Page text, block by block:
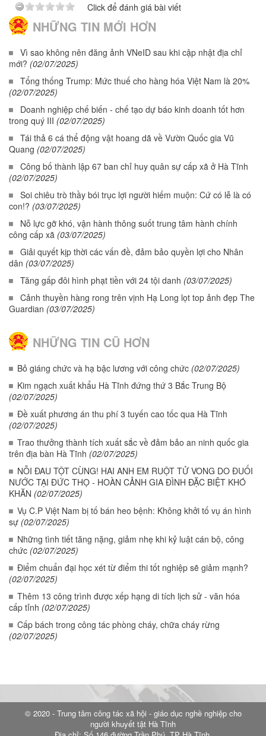
Click để đánh giá bài viết
NHỮNG TIN MỚI HƠN
Vì sao không nên đăng ảnh VNeID sau khi cập nhật địa chỉ
mới? (02/07/2025)
Tổng thống Trump: Mức thuế cho hàng hóa Việt Nam là 20%
(02/07/2025)
Doanh nghiệp chế biến - chế tạo dự báo kinh doanh tốt hơn
trong quý III (02/07/2025)
Tái thả 6 cá thể động vật hoang dã về Vườn Quốc gia Vũ
Quang (02/07/2025)
Công bố thành lập 67 ban chỉ huy quân sự cấp xã ở Hà Tĩnh
(02/07/2025)
Soi chiêu trò thầy bói trục lợi người hiếm muộn: Cứ có lễ là có
con!? (03/07/2025)
Nỗ lực gỡ khó, vận hành thông suốt trung tâm hành chính
công cấp xã (03/07/2025)
Giải quyết kịp thời các vấn đề, đảm bảo quyền lợi cho Nhân
dân (03/07/2025)
Tăng gấp đôi hình phạt tiền với 24 tội danh (03/07/2025)
Cảnh thuyền hàng rong trên vịnh Hạ Long lọt top ảnh đẹp The
Guardian (03/07/2025)
NHỮNG TIN CŨ HƠN
Bỏ giáng chức và hạ bậc lương với công chức (02/07/2025)
Kim ngạch xuất khẩu Hà Tĩnh đứng thứ 3 Bắc Trung Bộ
(02/07/2025)
Đề xuất phương án thu phí 3 tuyến cao tốc qua Hà Tĩnh
(02/07/2025)
Trao thưởng thành tích xuất sắc về đảm bảo an ninh quốc gia
trên địa bàn Hà Tĩnh (02/07/2025)
NỖI ĐAU TỘT CÙNG! HAI ANH EM RUỘT TỬ VONG DO ĐUỐI
NƯỚC TẠI ĐỨC THỌ - HOÀN CẢNH GIA ĐÌNH ĐẶC BIỆT KHÓ
KHĂN (02/07/2025)
Vụ C.P Việt Nam bị tố bán heo bệnh: Không khởi tố vụ án hình
sự (02/07/2025)
Những tình tiết tăng nặng, giảm nhẹ khi kỷ luật cán bộ, công
chức (02/07/2025)
Điểm chuẩn đại học xét từ điểm thi tốt nghiệp sẽ giảm mạnh?
(02/07/2025)
Thêm 13 công trình được xếp hạng di tích lịch sử - văn hóa
cấp tỉnh (02/07/2025)
Cấp bách trong công tác phòng cháy, chữa cháy rừng
(02/07/2025)
© 2020 - Trung tâm công tác xã hội - giáo dục nghề nghiệp cho
người khuyết tật Hà Tĩnh